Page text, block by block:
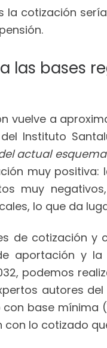
cotización
las bases
vuelve a
Instituto
actual
muy positiva:
muy
lo que da
de cotización y
aportación y
podemos
autores
base mínima
lo cotizado